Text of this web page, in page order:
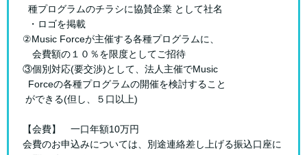
種プログラムのチラシに協賛企業 として社名
・ロゴを掲載
②Music Forceが主催する各種プログラムに、
会費額の１０％を限度としてご招待
③個別対応(要交渉)として、法人主催でMusic
Forceの各種プログラムの開催を検討すること
ができる(但し、５口以上)
【会費】 一口年額10万円
会費のお申込みについては、別途連絡差し上げる振込口座に